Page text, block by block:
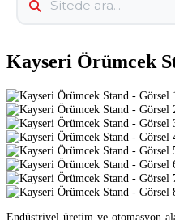
Kayseri Örümcek
Endüstriyel üretim ve otomasyon